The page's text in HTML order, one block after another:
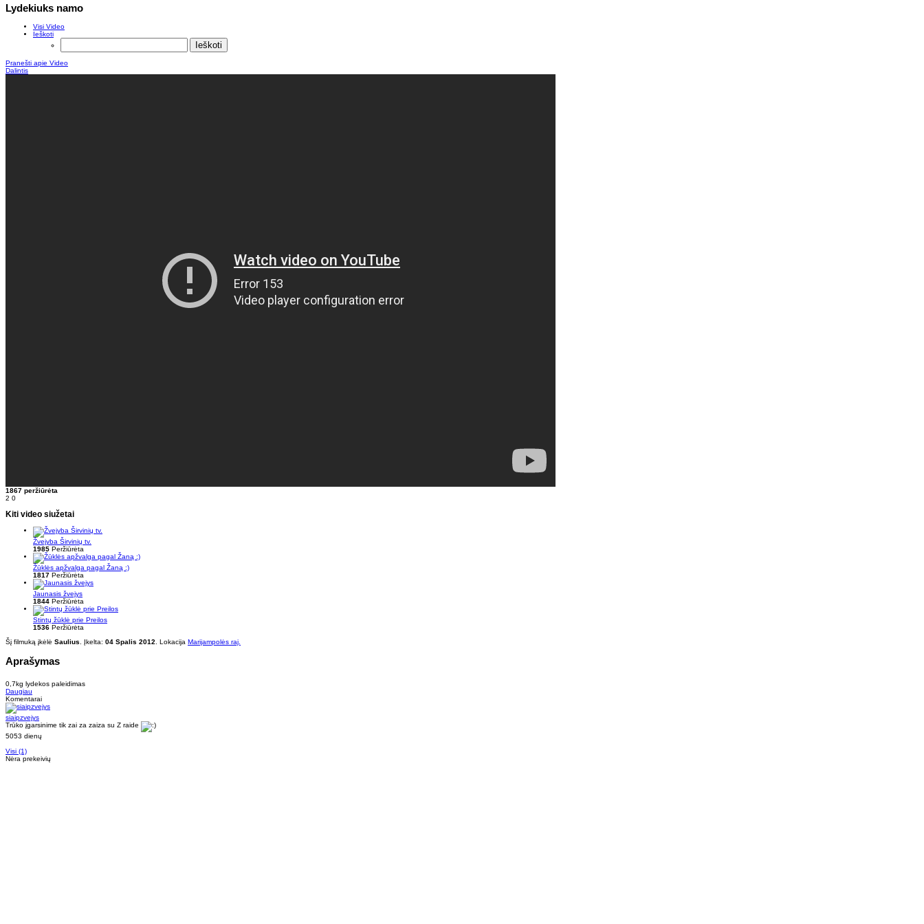
Lydekiuks namo
Visi Video
Ieškoti
Pranešti apie Video
Dalintis
1867 peržiūrėta
2 0
Kiti video siužetai
Žvejyba Širvinių tv.
1985 Peržiūrėta
Žūklės apžvalga pagal Žaną :)
1817 Peržiūrėta
Jaunasis žvejys
1844 Peržiūrėta
Stintų žūklė prie Preilos
1536 Peržiūrėta
Šį filmuką įkėlė Saulius . Įkelta: 04 Spalis 2012 . Lokacija Marijampolės raj.
Aprašymas
0,7kg lydekos paleidimas
Daugiau
Komentarai
siaipzvejys
Trūko įgarsinime tik zai za zaiza su Z raide
5053 dienų
Visi (1)
Nėra prekeivių